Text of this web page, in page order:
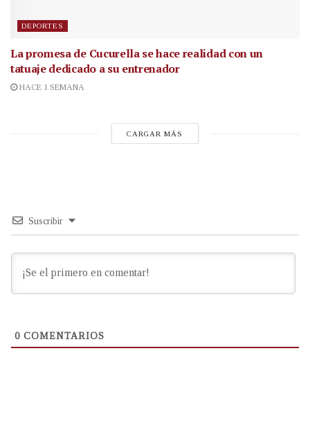
DEPORTES
La promesa de Cucurella se hace realidad con un
tatuaje dedicado a su entrenador
HACE 1 SEMANA
CARGAR MÁS
Suscribir
0 COMENTARIOS